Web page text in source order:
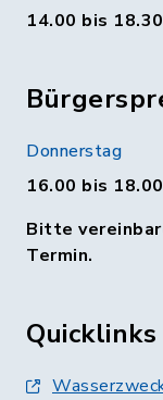
14.00 bis
Donnerstag
16.00 bis
Bitte
Termin.
Quicklinks